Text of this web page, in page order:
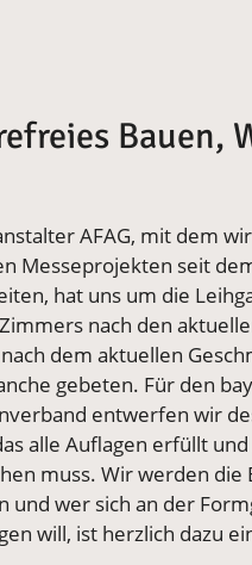
Bauen,
AFAG, mit dem
Messeprojekten seit
hat uns um die
nach den
dem aktuellen
gebeten. Für den
entwerfen wir
alle Auflagen erfüllt und
muss. Wir werden
und wer sich an der
will, ist herzlich dazu